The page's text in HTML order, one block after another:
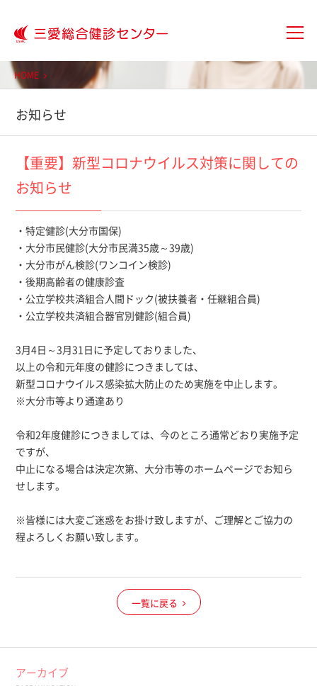
大分三愛メディカルセンター三愛
HOME
お知らせ
【重要】新型コロナウイルス対策に関しての
お知らせ
・特定健診(大分市国保)
・大分市民健診(大分市民満35歳～39歳)
・大分市がん検診(ワンコイン検診)
・後期高齢者の健康診査
・公立学校共済組合人間ドック(被扶養者・任継組合員)
・公立学校共済組合器官別健診(組合員)
3月4日～3月31日に予定しておりました、
以上の令和元年度の健診につきましては、
新型コロナウイルス感染拡大防止のため実施を中止します。
※大分市等より通達あり
令和2年度健診につきましては、今のところ通常どおり実施予定
ですが、
中止になる場合は決定次第、大分市等のホームページでお知ら
せします。
※皆様には大変ご迷惑をお掛け致しますが、ご理解とご協力の
程よろしくお願い致します。
一覧に戻る
アーカイブ